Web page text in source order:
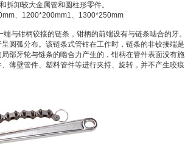
拆卸较大金属管和圆柱形零件。
、1200*200mm1、1300*250mm
端与钳柄铰接的链条，钳柄的前端设有与链条啮合的
圆弧分布。该链条式管钳在工作时，链条的非铰接
部牙轮与链条的啮合力产生的，钳柄在管件表面没
薄壁管件、塑料管件等进行夹持、旋转，并不产生咬